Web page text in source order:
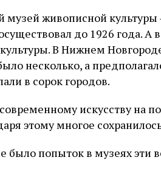
живописной культуры
до 1926 года. А
В Нижнем
несколько, а
в сорок городов.
искусству на
этому многое
было попыток в музеях эти